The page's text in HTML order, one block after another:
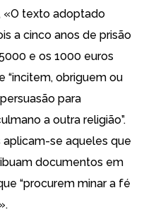
«O texto adoptado
a cinco anos de prisão
e os 1000 euros
“incitem, obriguem ou
para
a outra religião”.
aplicam-se aqueles que
documentos em
“procurem minar a fé